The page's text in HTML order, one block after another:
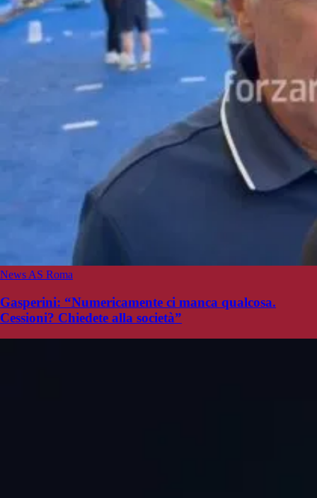
News AS Roma
Gasperini: “Numericamente ci manca qualcosa.
Cessioni? Chiedete alla società”